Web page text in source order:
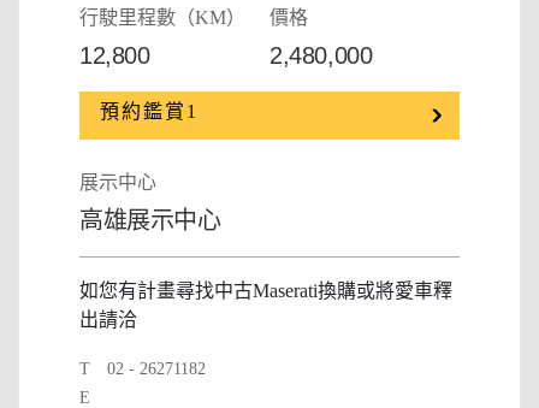
行駛里程數（KM）
12,800
價格
2,480,000
預約鑑賞1
展示中心
高雄展示中心
如您有計畫尋找中古Maserati換購或將愛車釋
出請洽
T
02 - 26271182
E